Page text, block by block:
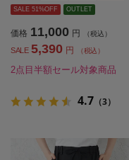
SALE 51%OFF OUTLET
価格 11,000 円 （税込）
SALE 5,390 円 （税込）
2点目半額セール対象商品
4.7 （3）